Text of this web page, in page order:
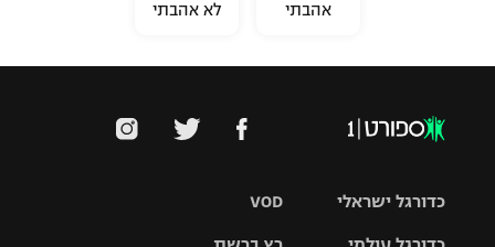
אהבתי לא אהבתי
VOD כדורגל ישראלי